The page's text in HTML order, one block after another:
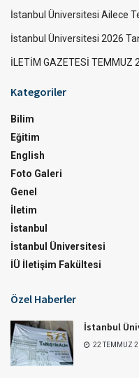
İstanbul Üniversitesi Ailece
İstanbul Üniversitesi 2026
İLETİM GAZETESİ TEMMUZ
Kategoriler
Bilim
Eğitim
English
Foto Galeri
Genel
İletim
İstanbul
İstanbul Üniversitesi
İÜ İletişim Fakültesi
Özel Haberler
İstanbul
22 TEMMUZ